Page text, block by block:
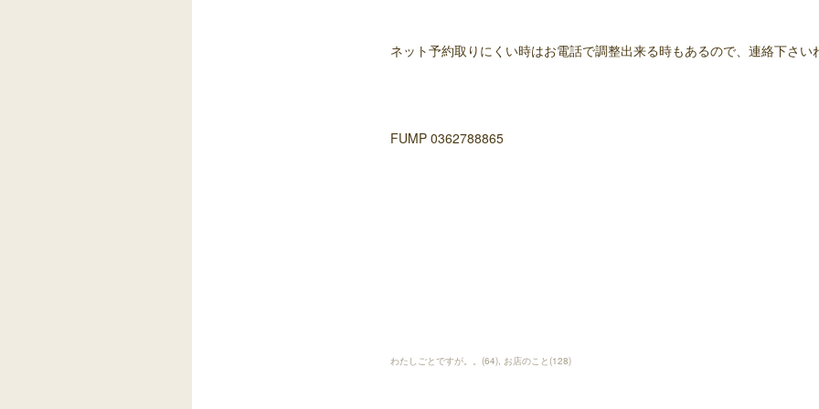
ネット予約取りにくい時はお電話で調整出来る時もあるので、連絡下さ
FUMP 0362788865
わたしごとですが。。 (64) お店のこと(128)